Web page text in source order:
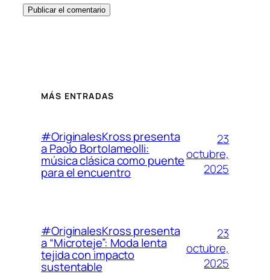
MÁS ENTRADAS
#OriginalesKross presenta
a Paolo Bortolameolli:
música clásica como puente
para el encuentro
23
octubre,
2025
#OriginalesKross presenta
a “Microteje”: Moda lenta
tejida con impacto
sustentable
23
octubre,
2025